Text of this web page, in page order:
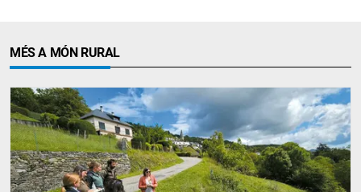
MÉS A MÓN RURAL